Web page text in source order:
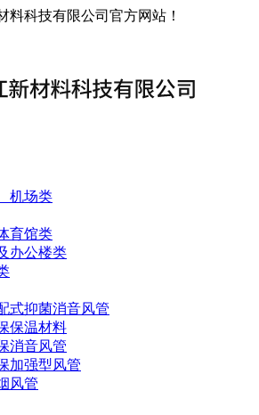
料科技有限公司官方网站！
机场类
育馆类
办公楼类
式抑菌消音风管
保温材料
消音风管
加强型风管
风管